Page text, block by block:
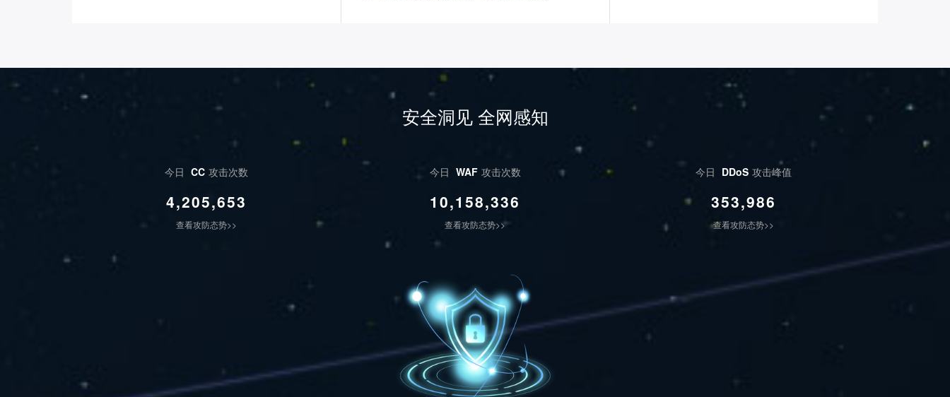
安全洞见 全网感知
今日 CC 攻击次数
4,205,653
查看攻防态势>>
今日 WAF 攻击次数
10,158,336
查看攻防态势>>
今日 DDoS 攻击峰值
353,986
查看攻防态势>>